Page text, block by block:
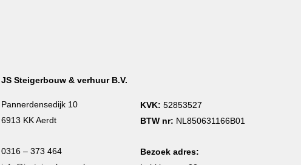
JS Steigerbouw & verhuur B.V.
Pannerdensedijk 10
6913 KK Aerdt
0316 – 373 464
KVK: 52853527
BTW nr: NL850631166B01
Bezoek adres: